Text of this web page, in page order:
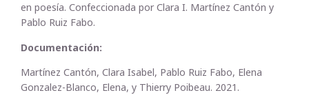
en poesía. Confeccionada por Clara I. Martínez Cantón y
Pablo Ruiz Fabo.
Documentación:
Martínez Cantón, Clara Isabel, Pablo Ruiz Fabo, Elena
Gonzalez-Blanco, Elena, y Thierry Poibeau. 2021.